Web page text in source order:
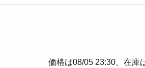
価格は08/05 23:30、在庫